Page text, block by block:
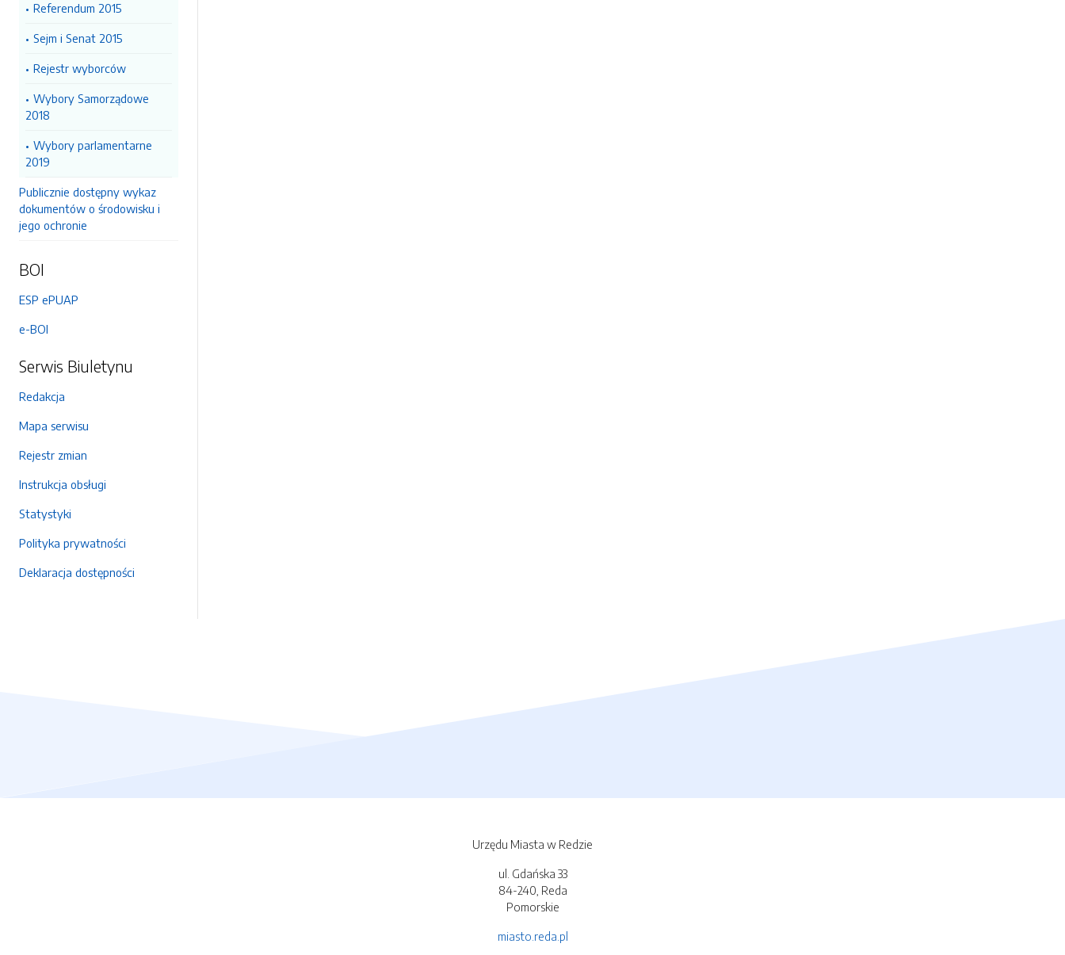
Referendum 2015
Sejm i Senat 2015
Rejestr wyborców
Wybory Samorządowe
2018
Wybory parlamentarne
2019
Publicznie dostępny wykaz
dokumentów o środowisku i
jego ochronie
BOI
ESP ePUAP
e-BOI
Serwis Biuletynu
Redakcja
Mapa serwisu
Rejestr zmian
Instrukcja obsługi
Statystyki
Polityka prywatności
Deklaracja dostępności
Urzędu Miasta w Redzie
ul. Gdańska 33
84-240, Reda
Pomorskie
miasto.reda.pl